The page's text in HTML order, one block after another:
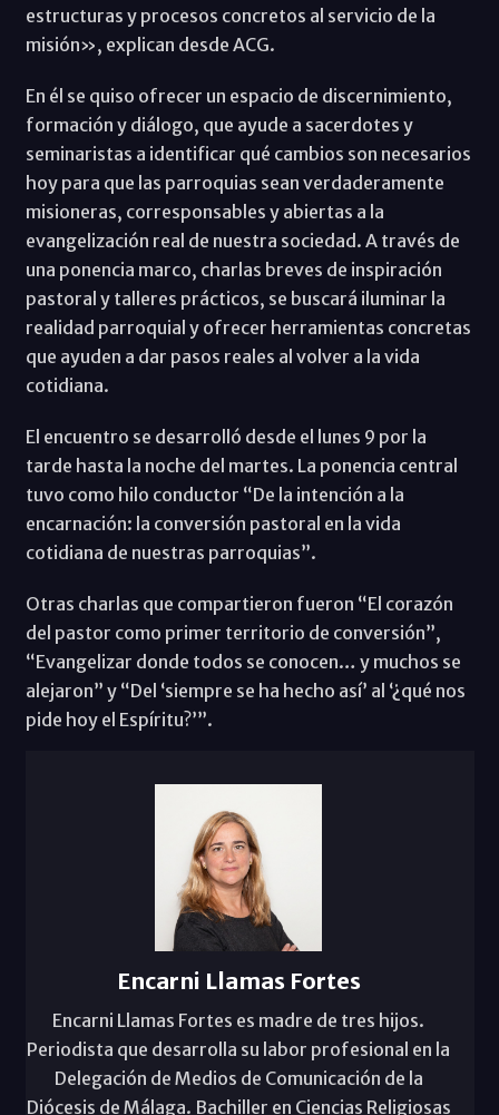
estructuras y procesos concretos al servicio de la
misión», explican desde ACG.
En él se quiso ofrecer un espacio de discernimiento,
formación y diálogo, que ayude a sacerdotes y
seminaristas a identificar qué cambios son necesarios
hoy para que las parroquias sean verdaderamente
misioneras, corresponsables y abiertas a la
evangelización real de nuestra sociedad. A través de
una ponencia marco, charlas breves de inspiración
pastoral y talleres prácticos, se buscará iluminar la
realidad parroquial y ofrecer herramientas concretas
que ayuden a dar pasos reales al volver a la vida
cotidiana.
El encuentro se desarrolló desde el lunes 9 por la
tarde hasta la noche del martes. La ponencia central
tuvo como hilo conductor “De la intención a la
encarnación: la conversión pastoral en la vida
cotidiana de nuestras parroquias”.
Otras charlas que compartieron fueron “El corazón
del pastor como primer territorio de conversión”,
“Evangelizar donde todos se conocen… y muchos se
alejaron” y “Del ‘siempre se ha hecho así’ al ‘¿qué nos
pide hoy el Espíritu?’”.
Encarni Llamas Fortes
Encarni Llamas Fortes es madre de tres hijos.
Periodista que desarrolla su labor profesional en la
Delegación de Medios de Comunicación de la
Diócesis de Málaga. Bachiller en Ciencias Religiosas